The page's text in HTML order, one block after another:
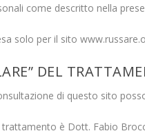
come descritto nella
solo per il sito
DEL
di questo sito
è Dott. Fabio